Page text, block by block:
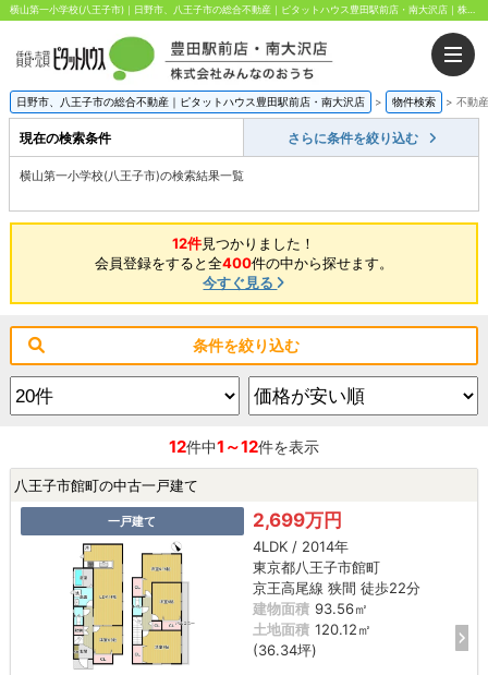
横山第一小学校(八王子市)｜日野市、八王子市の総合不動産｜ピタットハウス豊田駅前店・南大沢店｜株式会社みんなのおうち
日野市、八王子市の総合不動産｜ピタットハウス豊田駅前店・南大沢店 > 物件検索 > 不動
現在の検索条件 さらに条件を絞り込む
横山第一小学校(八王子市)の検索結果一覧
12件見つかりました！
会員登録をすると全400件の中から探せます。
今すぐ見る
条件を絞り込む
12件中1～12件を表示
八王子市館町の中古一戸建て
一戸建て 2,699万円
4LDK / 2014年
東京都八王子市館町
京王高尾線 狭間 徒歩22分
建物面積 93.56㎡
土地面積 120.12㎡
(36.34坪)